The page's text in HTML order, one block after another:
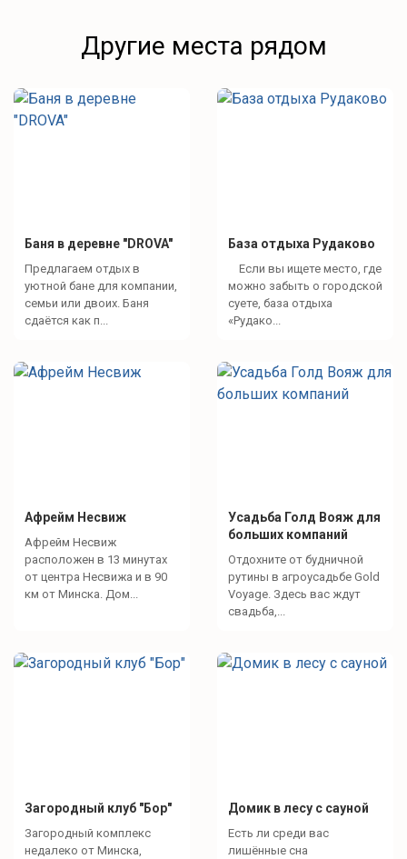
Другие места рядом
Баня в деревне "DROVA"
Предлагаем отдых в
уютной бане для компании,
семьи или двоих. Баня
сдаётся как п...
База отдыха Рудаково
Если вы ищете место, где
можно забыть о городской
суете, база отдыха
«Рудако...
Афрейм Несвиж
Афрейм Несвиж
расположен в 13 минутах
от центра Несвижа и в 90
км от Минска. Дом...
Усадьба Голд Вояж для
больших компаний
Отдохните от будничной
рутины в агроусадьбе Gold
Voyage. Здесь вас ждут
свадьба,...
Загородный клуб "Бор"
Загородный комплекс
недалеко от Минска,
Домик в лесу с сауной
Есть ли среди вас
лишённые сна